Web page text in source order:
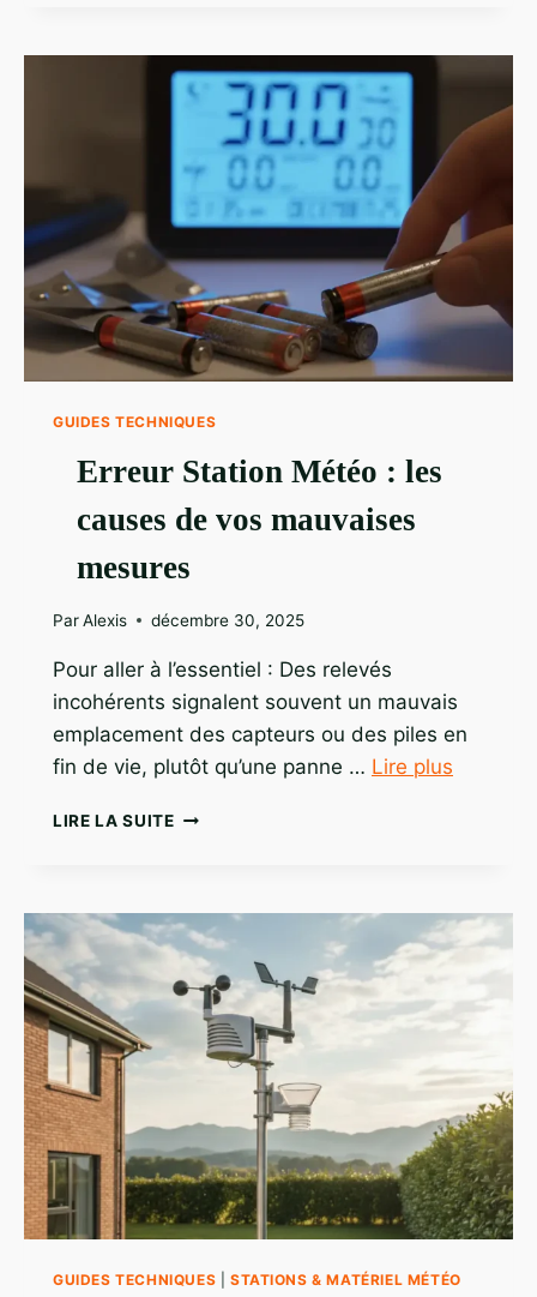
FIABLE
:
COMPARATIF
GUIDES TECHNIQUES
Erreur Station Météo : les
causes de vos mauvaises
mesures
ParAlexis décembre 30, 2025
Pour aller à l’essentiel : Des relevés
incohérents signalent souvent un mauvais
emplacement des capteurs ou des piles en
fin de vie, plutôt qu’une panne … Lire plus
LIRE LA SUITEERREUR
LES
CAUSES
VOS
MAUVAISES
MESURES
GUIDES TECHNIQUES STATIONS & MATÉRIEL MÉTÉO